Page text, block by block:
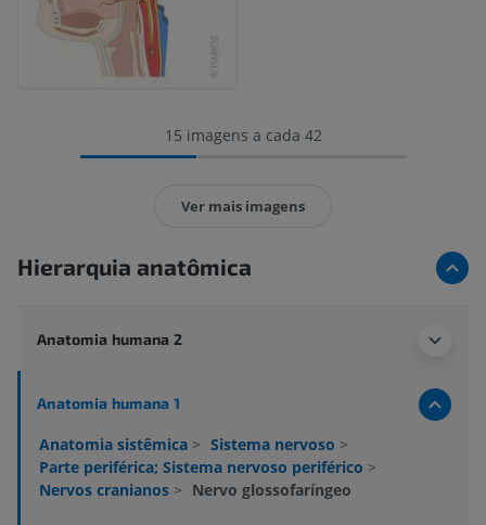
15 imagens a cada 42
Ver mais imagens
Hierarquia anatômica
Anatomia humana 2
Anatomia humana 1
Anatomia sistêmica > Sistema nervoso >
Parte periférica; Sistema nervoso periférico >
Nervos cranianos > Nervo glossofaríngeo